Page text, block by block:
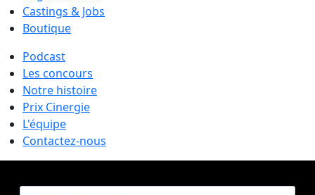
Castings & Jobs
Boutique
Podcast
Les concours
Notre histoire
Prix Cinergie
L'équipe
Contactez-nous